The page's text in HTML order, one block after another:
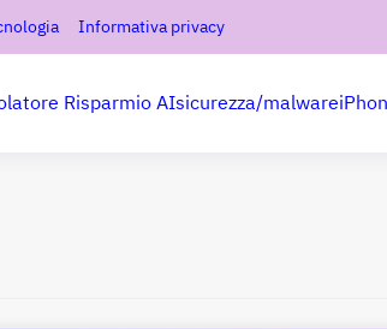
Informativa privacy
Risparmio AIsicurezza/malware